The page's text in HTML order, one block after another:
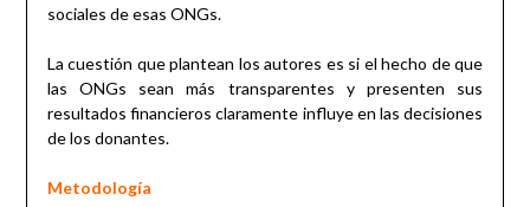
sociales de esas ONGs.
La cuestión que plantean los autores es si el hecho de que
las ONGs sean más transparentes y presenten sus
resultados financieros claramente influye en las decisiones
de los donantes.
Metodología